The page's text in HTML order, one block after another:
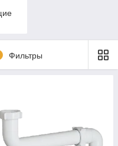
Фильтры